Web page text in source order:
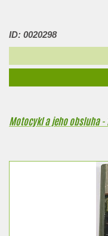
ID: 0020298
Motocykl a jeho obsluha -